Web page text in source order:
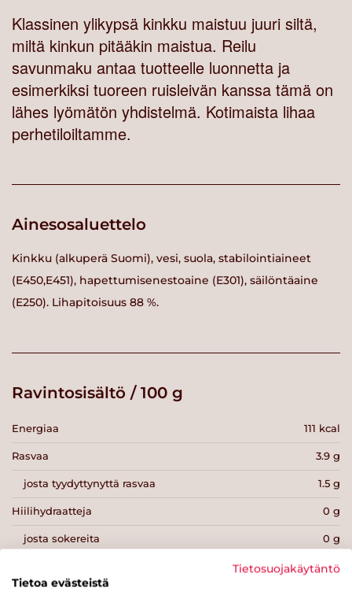
Klassinen ylikypsä kinkku maistuu juuri siltä,
miltä kinkun pitääkin maistua. Reilu
savunmaku antaa tuotteelle luonnetta ja
esimerkiksi tuoreen ruisleivän kanssa tämä on
lähes lyömätön yhdistelmä. Kotimaista lihaa
perhetiloiltamme.
Ainesosaluettelo
Kinkku (alkuperä Suomi), vesi, suola, stabilointiaineet
(E450,E451), hapettumisenestoaine (E301), säilöntäaine
(E250). Lihapitoisuus 88 %.
Ravintosisältö / 100 g
Energiaa 111 kcal
Rasvaa 3.9 g
josta tyydyttynyttä rasvaa 1.5 g
Hiilihydraatteja 0 g
josta sokereita 0 g
0 g
Tietosuojakäytäntö
Tietoa evästeistä